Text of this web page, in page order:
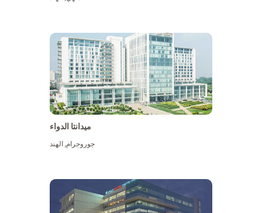
ميدانتا الدواء
جوروجرام,الهند